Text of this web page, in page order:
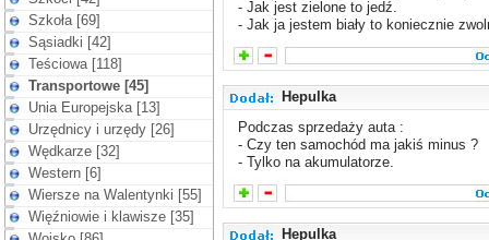
Szkoła [69]
Sąsiadki [42]
Teściowa [118]
Transportowe [45]
Unia Europejska [13]
Urzędnicy i urzędy [26]
Wędkarze [32]
Western [6]
Wiersze na Walentynki [55]
Więźniowie i klawisze [35]
- Jak jest zielone to jedź.
- Jak ja jestem biały to koniecznie
Hepulka
Podczas sprzedaży auta :
- Czy ten samochód ma jakiś minus ?
- Tylko na akumulatorze.
Hepulka